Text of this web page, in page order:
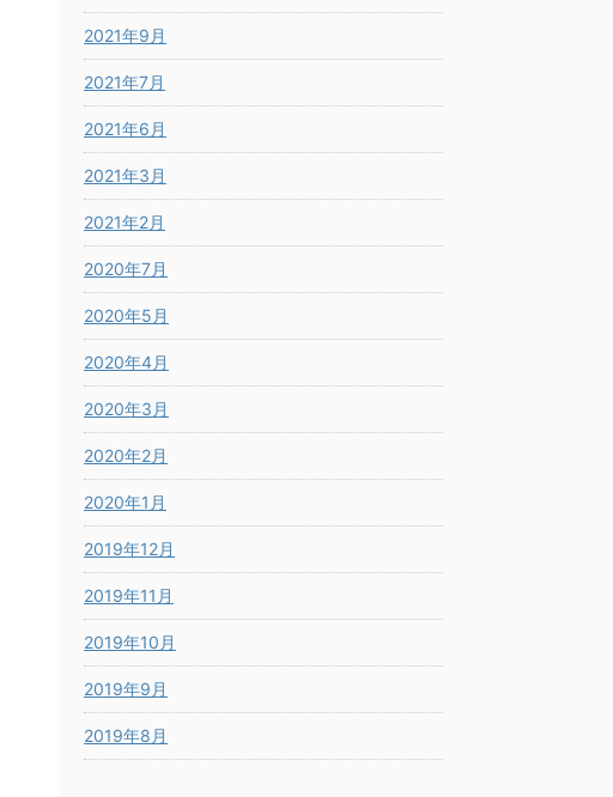
2021年9月
2021年7月
2021年6月
2021年3月
2021年2月
2020年7月
2020年5月
2020年4月
2020年3月
2020年2月
2020年1月
2019年12月
2019年11月
2019年10月
2019年9月
2019年8月